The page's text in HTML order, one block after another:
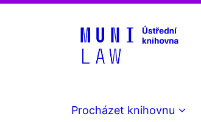
Procházet knihovnu